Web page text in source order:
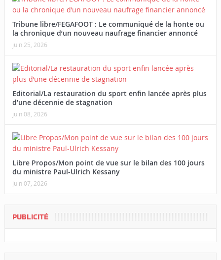
Tribune libre/FEGAFOOT : Le communiqué de la honte ou
la chronique d’un nouveau naufrage financier annoncé
juin 25, 2026
Editorial/La restauration du sport enfin lancée après plus
d’une décennie de stagnation
juin 08, 2026
Libre Propos/Mon point de vue sur le bilan des 100 jours
du ministre Paul-Ulrich Kessany
juin 07, 2026
PUBLICITÉ